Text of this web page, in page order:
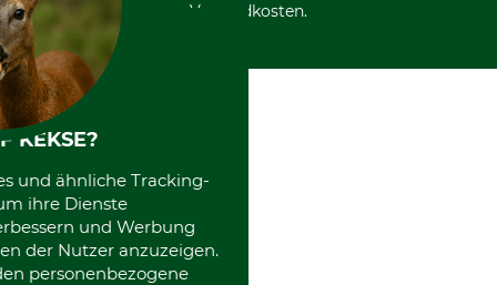
International
Kooperationen
Versandkosten.
KEKSE?
und ähnliche Tracking-
ihre Dienste
und Werbung
der Nutzer anzuzeigen.
personenbezogene